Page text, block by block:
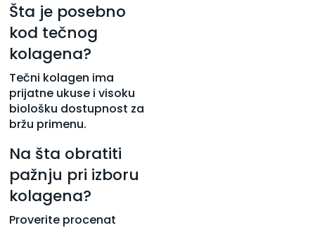
Šta je posebno
kod tečnog
kolagena?
Tečni kolagen ima
prijatne ukuse i visoku
biološku dostupnost za
bržu primenu.
Na šta obratiti
pažnju pri izboru
kolagena?
Proverite procenat